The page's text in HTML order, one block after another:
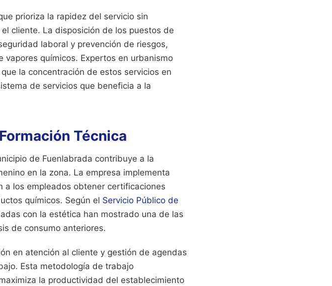
prioriza la rapidez del servicio sin
cliente. La disposición de los puestos de
laboral y prevención de riesgos,
químicos. Expertos en urbanismo
la concentración de estos servicios en
de servicios que beneficia a la
Técnica
de Fuenlabrada contribuye a la
en la zona. La empresa implementa
a los empleados obtener certificaciones
químicos. Según el Servicio Público de
con la estética han mostrado una de las
de consumo anteriores.
en atención al cliente y gestión de agendas
Esta metodología de trabajo
la productividad del establecimiento